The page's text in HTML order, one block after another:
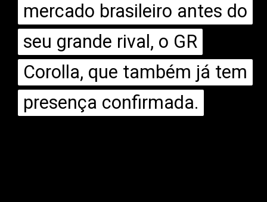
mercado brasileiro antes do
seu grande rival, o GR
Corolla, que também já tem
presença confirmada.
mercado brasileiro antes do
seu grande rival, o GR
Corolla, que também já tem
presença confirmada.